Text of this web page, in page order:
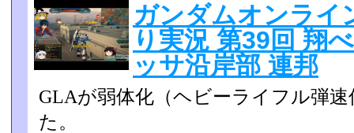
ガンダムオンライ
り実況 第39回 翔
ッサ沿岸部 連邦
GLAが弱体化（ヘビーライフル弾
た。